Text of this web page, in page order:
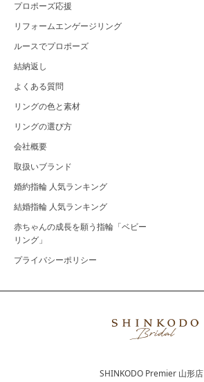
プロポーズ応援
リフォームエンゲージリング
ルースでプロポーズ
結納返し
よくある質問
リングの色と素材
リングの選び方
会社概要
取扱いブランド
婚約指輪 人気ランキング
結婚指輪 人気ランキング
赤ちゃんの成長を願う指輪「ベビー
リング」
プライバシーポリシー
SHINKODO Premier 山形店